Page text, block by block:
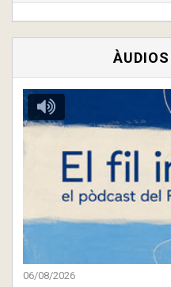
06/08/2026